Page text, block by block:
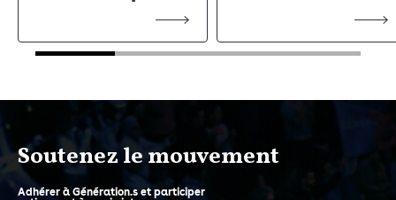
Soutenez le mouvement
Adhérer à Génération.s et participer